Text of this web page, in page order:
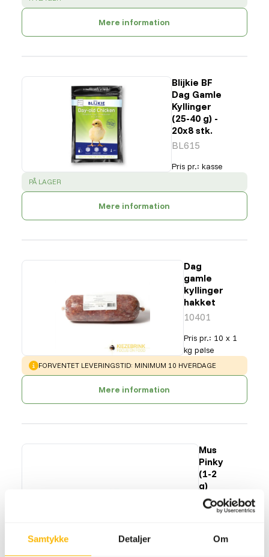
Samtykke Detaljer Om
Mere information
Blijkie BF
Dag Gamle
Kyllinger
(25-40 g) -
20x8 stk.
BL615
Pris pr.:kasse
SUCCESS
PÅ LAGER
Mere information
Dag
gamle
kyllinger
hakket
10401
Pris pr.: 10 x 1
kg pølse
WARNING:
FORVENTET LEVERINGSTID: MINIMUM 10 HVERDAGE
Mere information
Mus
Pinky
(1-2
g)
77201
stk/pose